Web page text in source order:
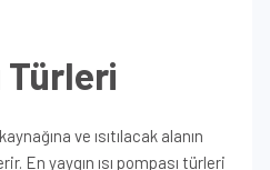
Türleri
ve ısıtılacak alanın
En yaygın ısı pompası türleri